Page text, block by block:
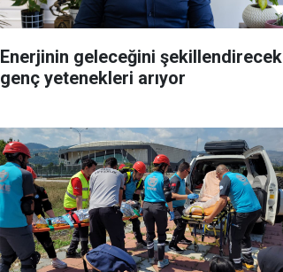
Enerjinin geleceğini şekillendirecek
genç yetenekleri arıyor